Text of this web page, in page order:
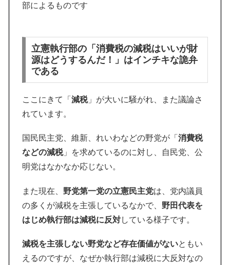
部によるものです
立憲執行部の「消費税の減税はいいが財
源はどうするんだ！」はインチキな詭弁
である
ここにきて「 減税」が大いに騒がれ、また議論さ
れています。
国民民主党、維新、れいわなどの野党が「 消費税
などの減税」を求めているのに対し、自民党、公
明党はなかなか応じない。
また現在、 野党第一党の立憲民主党は、党内議員
の多くが減税を主張しているなかで、 野田代表を
はじめ執行部は減税に反対している様子です。
減税を主張しない野党など存在価値がないともい
えるのですが、なぜか執行部は減税に大反対なの